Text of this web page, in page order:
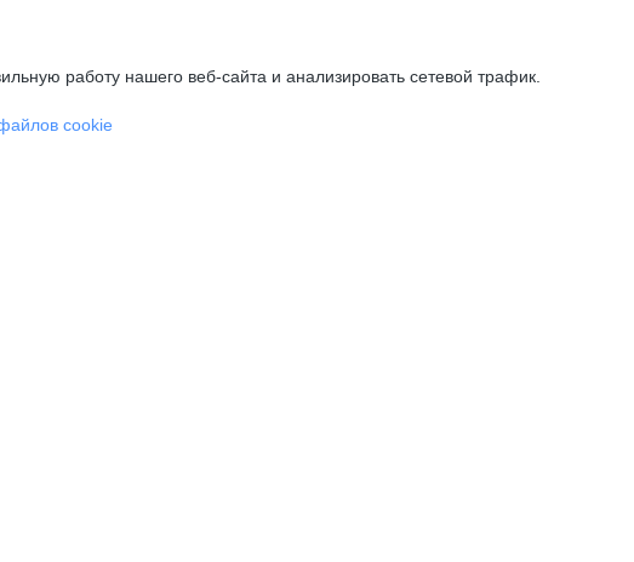
работу нашего веб-сайта и анализировать сетевой трафик.
cookie